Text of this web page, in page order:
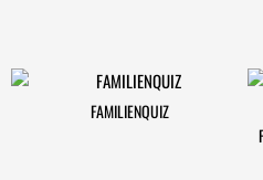
FAMILIENQUIZ